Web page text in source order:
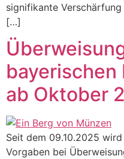
signifikante
[…]
bayerischen
ab Oktober
Seit dem 09.10.2025
Vorgaben bei